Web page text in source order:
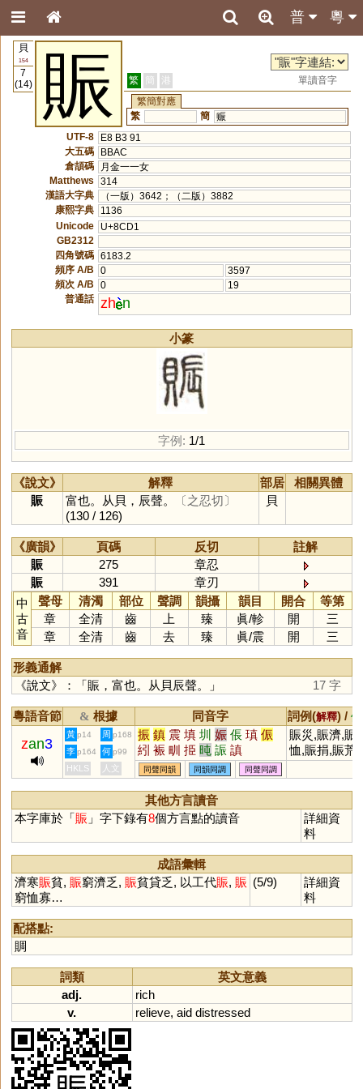
粵
普
貝
154
7
(14)
賑 繁 簡 港
單讀音字
繁簡對應
繁
簡 赈
UTF-8
E8 B3 91
大五碼
BBAC
倉頡碼
月金一一女
Matthews
314
漢語大字典
（一版）3642；（二版）3882
康熙字典
1136
Unicode
U+8CD1
GB2312
四角號碼 6183.2
頻序 A/B
0
3597
頻次 A/B
0
19
普通話 zh n
小篆
字例: 1/1
《說文》 解釋 部居
相關異體
賑
富也。从貝，辰聲。
〔之忍切〕
(130 / 126)
貝
《廣韻》 頁碼 反切
註解
賑
275
章忍
賑
391
章刃
中
古
音
聲母 清濁 部位 聲調 韻攝 韻目 開合
等第
章
全清 齒 上 臻 眞/軫 開
三
章
全清 齒 去 臻 眞/震 開 三
形義通解
《說文》：「賑，富也。从貝辰聲。」
17 字
粵語音節 & 根據 同音字 詞例(解釋) /
zan3
黃 p14 周 p168 振 鎮 震 填 圳 娠 倀 瑱 侲
紖 裖 甽 挋 旽 誫 謓
賑災,賑濟,賑
恤,賑捐,賑荒,
放賑,殷賑,賑
李 p164 何 p99
HKLS 人文 同聲同韻 同韻同調 同聲同調
其他方言讀音
本字庫於「賑 」字下錄有8個方言點的讀音
詳細資
料
成語彙輯
濟寒賑貧, 賑窮濟乏, 賑貧貸乏, 以工代賑, 賑
窮恤寡…
(5/9)
詳細資
料
配搭點:
賙
詞類
英文意義
adj.
rich
v.
relieve, aid distressed